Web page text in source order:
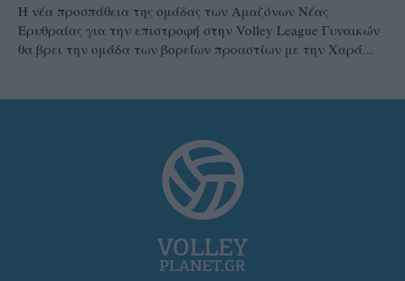
Η νέα προσπάθεια της ομάδας των Αμαζόνων Νέας
Ερυθραίας για την επιστροφή στην Volley League Γυναικών
θα βρει την ομάδα των βορείων προαστίων με την Χαρά...